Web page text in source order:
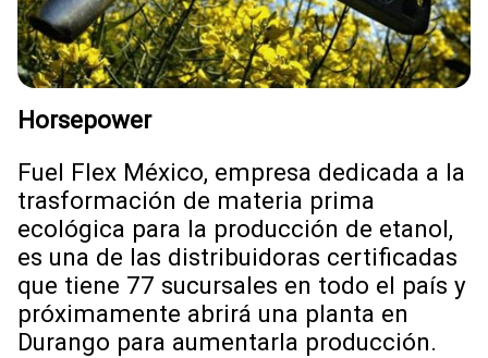
Horsepower
Fuel Flex México, empresa dedicada a la
trasformación de materia prima
ecológica para la producción de etanol,
es una de las distribuidoras certificadas
que tiene 77 sucursales en todo el país y
próximamente abrirá una planta en
Durango para aumentarla producción.